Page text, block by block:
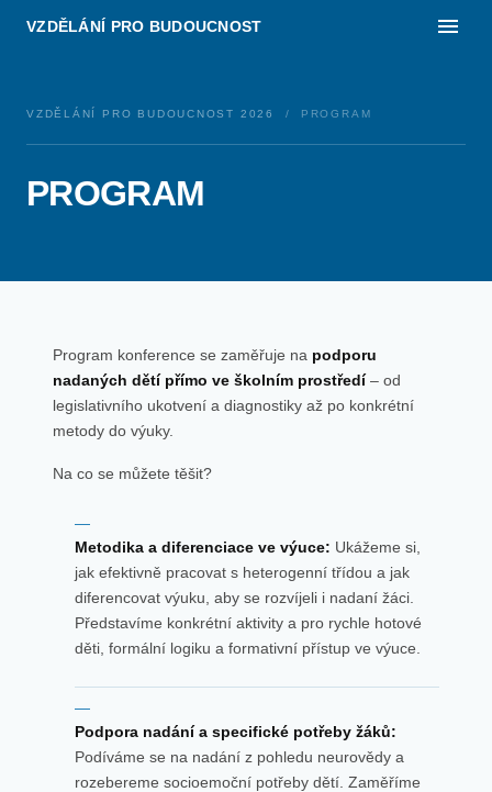
VZDĚLÁNÍ PRO BUDOUCNOST
VZDĚLÁNÍ PRO BUDOUCNOST 2026 / PROGRAM
PROGRAM
Program konference se zaměřuje na podporu
nadaných dětí přímo ve školním prostředí– od
legislativního ukotvení a diagnostiky až po konkrétní
metody do výuky.
Na co se můžete těšit?
Metodika a diferenciace ve výuce: Ukážeme si,
jak efektivně pracovat s heterogenní třídou a jak
diferencovat výuku, aby se rozvíjeli i nadaní žáci.
Představíme konkrétní aktivity a pro rychle hotové
děti, formální logiku a formativní přístup ve výuce.
Podpora nadání a specifické potřeby žáků:
Podíváme se na nadání z pohledu neurovědy a
rozebereme socioemoční potřeby dětí. Zaměříme